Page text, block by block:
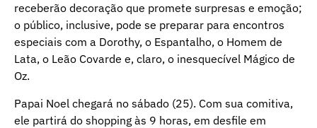
receberão decoração que promete surpresas e emoção;
o público, inclusive, pode se preparar para encontros
especiais com a Dorothy, o Espantalho, o Homem de
Lata, o Leão Covarde e, claro, o inesquecível Mágico de
Oz.
Papai Noel chegará no sábado (25). Com sua comitiva,
ele partirá do shopping às 9 horas, em desfile em